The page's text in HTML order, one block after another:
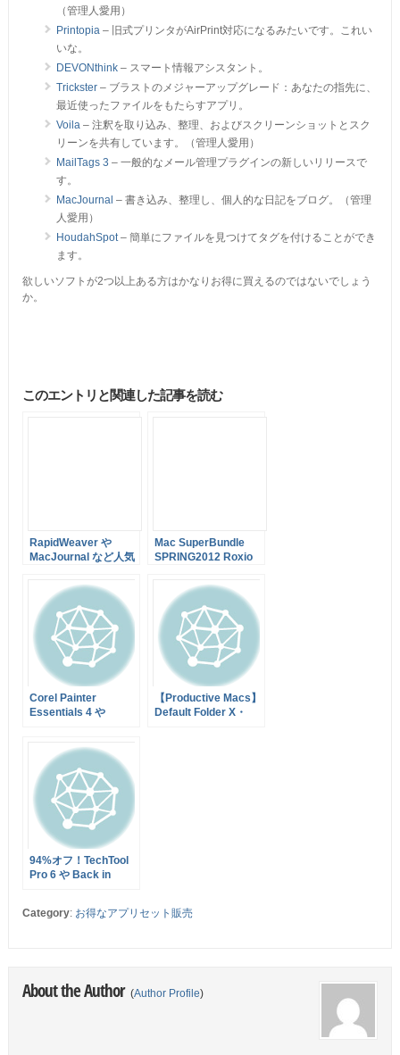
（管理人愛用）
Printopia– 旧式プリンタがAirPrint対応になるみたいです。これい
いな。
DEVONthink– スマート情報アシスタント。
Trickster– ブラストのメジャーアップグレード：あなたの指先に、
最近使ったファイルをもたらすアプリ。
Voila– 注釈を取り込み、整理、およびスクリーンショットとスク
リーンを共有しています。（管理人愛用）
MailTags 3 – 一般的なメール管理プラグインの新しいリリースで
す。
MacJournal – 書き込み、整理し、個人的な日記をブログ。（管理
人愛用）
HoudahSpot– 簡単にファイルを見つけてタグを付けることができ
ます。
欲しいソフトが2つ以上ある方はかなりお得に買えるのではないでしょう
か。
このエントリと関連した記事を読む
RapidWeaver や
MacJournal など人気
した Productive
Macs bundle が86%
オフの$39.99で販売
開始！
Mac SuperBundle
SPRING2012 Roxio
RapidWeaver 5
Panorama Maker 5
Pro など9アプリのバ
ンドルが89%オフの
$49で販売中！
Corel Painter
Essentials 4 や
リを取り揃えた
MacLegion Fall
Bundle 2011 合計
$630のアプリが90%
オフの$49.99！
【Productive Macs】
Default Folder X・
94%オフ！TechTool
Pro 6 や Back in
MacUpdate Bundle
Category: お得なアプリセット販売
About the Author (Author Profile)